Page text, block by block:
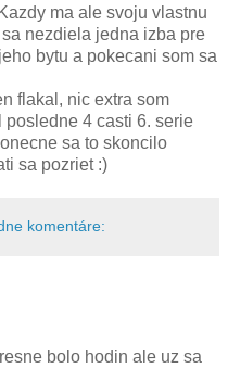
ma ale svoju vlastnu
nezdiela jedna izba pre
bytu a pokecani som sa
flakal, nic extra som
4 casti 6. serie
sa to skoncilo
sa pozriet :)
komentáre:
bolo hodin ale uz sa